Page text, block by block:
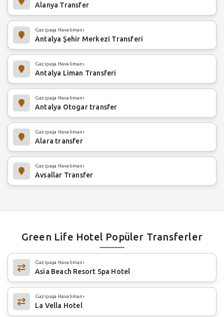
Alanya Transfer
Gazipaşa Havalimanı
Antalya Şehir Merkezi Transferi
Gazipaşa Havalimanı
Antalya Liman Transferi
Gazipaşa Havalimanı
Antalya Otogar transfer
Gazipaşa Havalimanı
Alara transfer
Gazipaşa Havalimanı
Avsallar Transfer
Green Life Hotel Popüler Transferler
Gazipaşa Havalimanı
Asia Beach Resort Spa Hotel
Gazipaşa Havalimanı
La Vella Hotel